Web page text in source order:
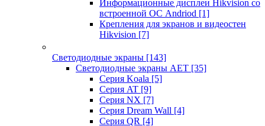
Информационные дисплеи Hikvision со
встроенной ОС Andriod [1]
Крепления для экранов и видеостен
Hikvision [7]
Светодиодные экраны [143]
Светодиодные экраны AET [35]
Cерия Koala [5]
Серия AT [9]
Серия NX [7]
Серия Dream Wall [4]
Серия QR [4]